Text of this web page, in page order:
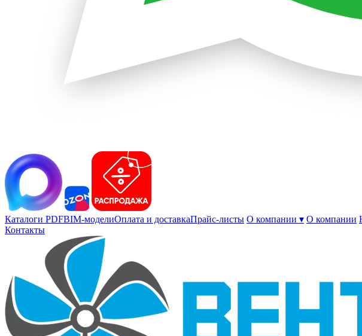
Каталоги PDFBIM-моделиОплата и доставкаПрайс-листы О компании ▾ О компании
Контакты